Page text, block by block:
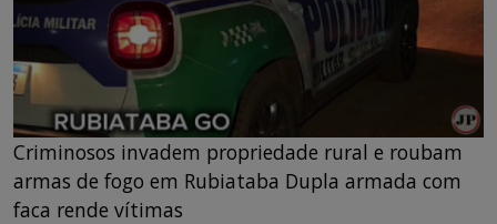
Criminosos invadem propriedade rural e roubam
armas de fogo em Rubiataba Dupla armada com
faca rende vítimas